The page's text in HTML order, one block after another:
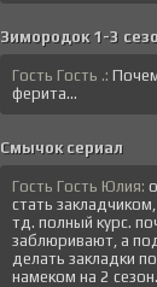
Зимородок 1-3
Гость Гость .:
ферита...
Смычок сериал
Гость Гость Юлия:
стать
тд. полный курс.
заблюривают, а
делать закладки
намеком на 2